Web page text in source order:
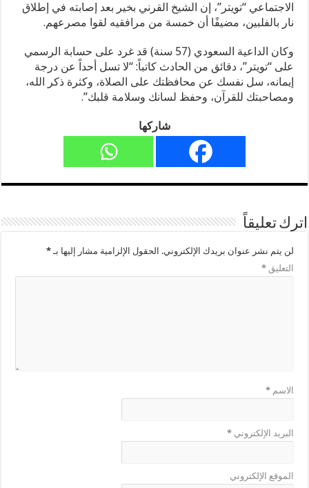
الاجتماعي “تويتر”، إن الشيخ القرني بخير بعد إصابته في إطلاق
نار بالفلبين، مضيفًا أن خمسة من مرافقيه لقوا مصرعهم.
وكان الداعية السعودي (57 سنة) قد غرد على حسابة الرسمي
على “تويتر”، دقائق من الحادث كاتباً: “لا تسل أحداً عن درجة
إيمانه، سل نفسك عن محافظتك على الصلاة، وكثرة ذكر الله،
ومصاحبتك للقرآن، وحفظ لسانك وسلامة قلبك”.
شاركها
اترك تعليقاً
لن يتم نشر عنوان بريدك الإلكتروني. الحقول الإلزامية مشار إليها بـ*
التعليق*
الاسم*
البريد الإلكتروني*
الموقع الإلكتروني